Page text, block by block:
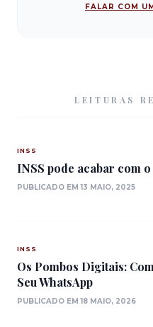
FALAR COM
LEITURAS
INSS
INSS pode acabar com
PUBLICADO EM 13 MAIO, 2025
INSS
Os Pombos Digitais:
Seu WhatsApp
PUBLICADO EM 18 MAIO, 2026